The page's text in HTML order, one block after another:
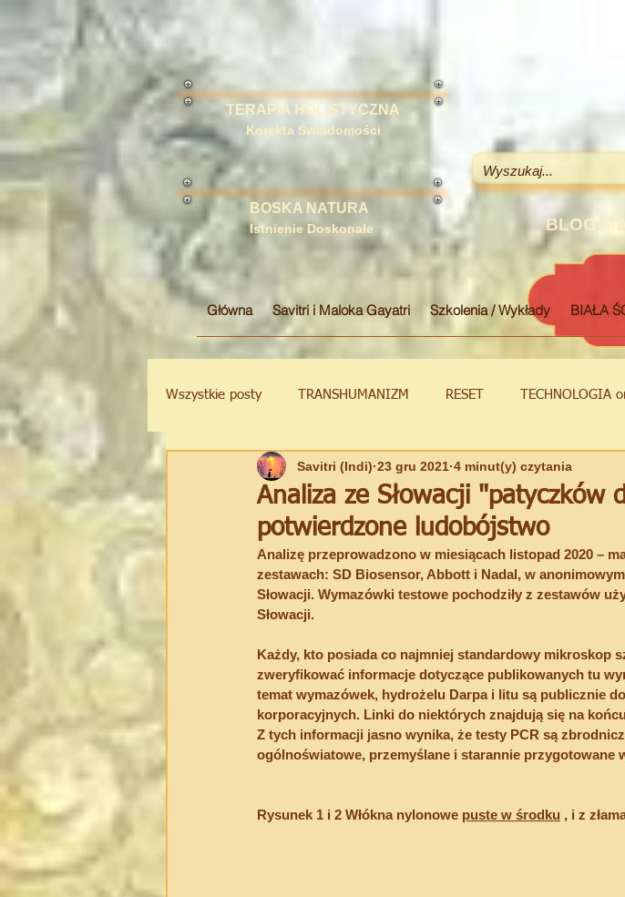
TERAPIA HOLISTYCZNA
Korekta Świadomości
BOSKA NATURA
Istnienie Doskonałe BLOG
Główna Savitri i Maloka Gayatri Szkolenia / Wykłady BIAŁA
Wszystkie posty TRANSHUMANIZM RESET TECHNOLOGIA
UKRYWANA WIEDZA BIAŁA ŚCIEŻKA - Szkoła Wyzwolenia
Spiritual Writing PRZEKAZY SAVITRI-GAYATRI
Analiza ze Słowacji "patyczków
potwierdzone ludobójstwo
Savitri (Indi) 23 gru 2021 4 minut(y) czytania
Analizę przeprowadzono w miesiącach listopad 2020 –
zestawach: SD Biosensor, Abbott i Nadal, w
Słowacji. Wymazówki testowe pochodziły z zestawów
Słowacji.
Każdy, kto posiada co najmniej standardowy mikroskop
zweryfikować informacje dotyczące publikowanych tu
temat wymazówek, hydrożelu Darpa i litu są publicznie
korporacyjnych. Linki do niektórych znajdują się na
Z tych informacji jasno wynika, że testy PCR są
ogólnoświatowe, przemyślane i starannie przygotowane
Rysunek 1 i 2 Włókna nylonowe puste w środku , i z